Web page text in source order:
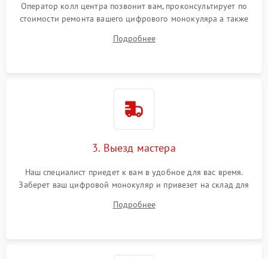
Оператор колл центра позвонит вам, проконсультирует по
стоимости ремонта вашего цифрового монокуляра а также
Подробнее
3. Выезд мастера
Наш специалист приедет к вам в удобное для вас время.
Заберет ваш цифровой монокуляр и привезет на склад для
Подробнее